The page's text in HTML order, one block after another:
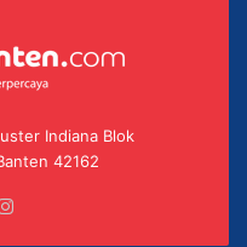
Indiana Blok
42162